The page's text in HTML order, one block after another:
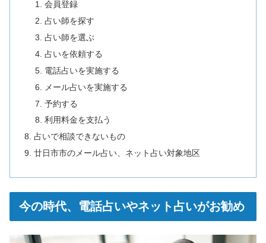
会員登録
占い師を探す
占い師を選ぶ
占いを依頼する
電話占いを実施する
メール占いを実施する
予約する
利用料金を支払う
占いで相談できないもの
廿日市市のメール占い、ネット占い対象地区
今の時代、電話占いやネット占いがお勧め